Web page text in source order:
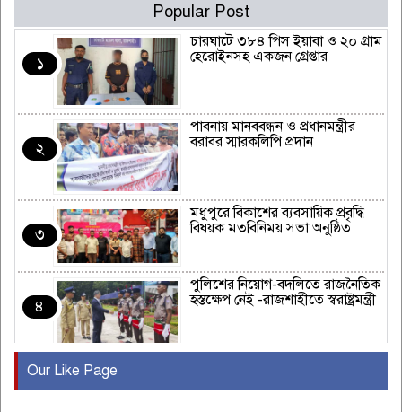
Popular Post
১
চারঘাটে ৩৮৪ পিস ইয়াবা ও ২০ গ্রাম
হেরোইনসহ একজন গ্রেপ্তার
২
পাবনায় মানববন্ধন ও প্রধানমন্ত্রীর
বরাবর স্মারকলিপি প্রদান
৩
মধুপুরে বিকাশের ব্যবসায়িক প্রবৃদ্ধি
বিষয়ক মতবিনিময় সভা অনুষ্ঠিত
৪
পুলিশের নিয়োগ-বদলিতে রাজনৈতিক
হস্তক্ষেপ নেই -রাজশাহীতে স্বরাষ্ট্রমন্ত্রী
৫
বছর পূর্তি উদযাপন
Our Like Page